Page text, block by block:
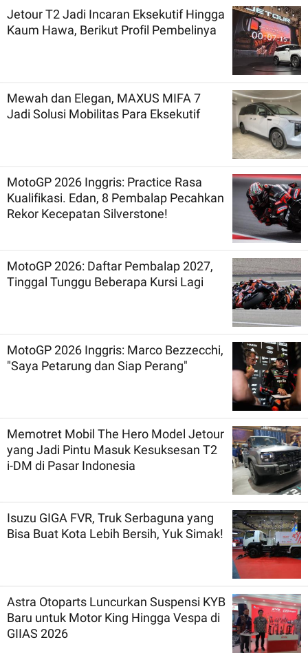
Jetour T2 Jadi Incaran Eksekutif Hingga
Kaum Hawa, Berikut Profil Pembelinya
Mewah dan Elegan, MAXUS MIFA 7
Jadi Solusi Mobilitas Para Eksekutif
MotoGP 2026 Inggris: Practice Rasa
Kualifikasi. Edan, 8 Pembalap Pecahkan
Rekor Kecepatan Silverstone!
MotoGP 2026: Daftar Pembalap 2027,
Tinggal Tunggu Beberapa Kursi Lagi
MotoGP 2026 Inggris: Marco Bezzecchi,
"Saya Petarung dan Siap Perang"
Memotret Mobil The Hero Model Jetour
yang Jadi Pintu Masuk Kesuksesan T2
i-DM di Pasar Indonesia
Isuzu GIGA FVR, Truk Serbaguna yang
Bisa Buat Kota Lebih Bersih, Yuk Simak!
Astra Otoparts Luncurkan Suspensi KYB
Baru untuk Motor King Hingga Vespa di
GIIAS 2026